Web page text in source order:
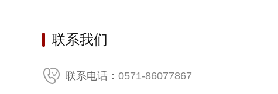
联系我们
联系电话： 0571-86077867